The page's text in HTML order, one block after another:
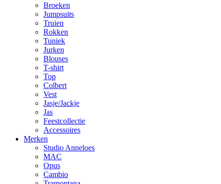
Broeken
Jumpsuits
Truien
Rokken
Tuniek
Jurken
Blouses
T-shirt
Top
Colbert
Vest
Jasje/Jackje
Jas
Feestcollectie
Accessoires
Merken
Studio Anneloes
MAC
Opus
Cambio